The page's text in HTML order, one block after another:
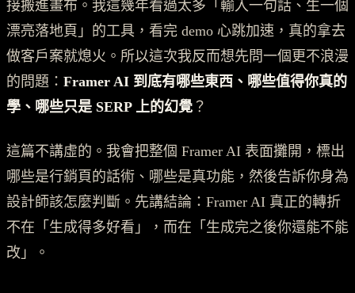
接搬進畫布。我這幾年看過太多「輸入一句話、生一個
漂亮落地頁」的工具，看完 demo 心跳加速，真的拿去
做客戶案就熄火。所以這次我反而想先問一個更不浪漫
的問題： Framer AI 到底有哪些東西、哪些值得你真的
學、哪些只是 SERP 上的幻覺 ？
這篇不講虛的。我會把整個 Framer AI 表面攤開，標出
哪些是行銷頁的話術、哪些是真功能，然後告訴你身為
設計師該怎麼判斷。先講結論：Framer AI 真正的轉折
不在「生成得多好看」，而在「生成完之後你還能不能
改」。